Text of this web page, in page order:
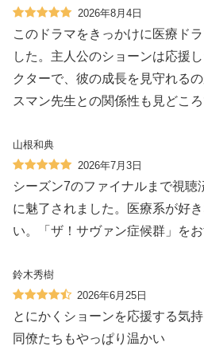
2026年8月4日
このドラマをきっかけに医療ド
した。主人公のショーンは応援
クターで、彼の成長を見守れる
スマン先生との関係性も見どころ
山根和典
2026年7月3日
シーズン7のファイナルまで視聴
に魅了されました。医療系が好
い。「ザ！サヴァン症候群」をお
鈴木秀樹
2026年6月25日
とにかくショーンを応援する気
同僚たちもやっぱり温かい